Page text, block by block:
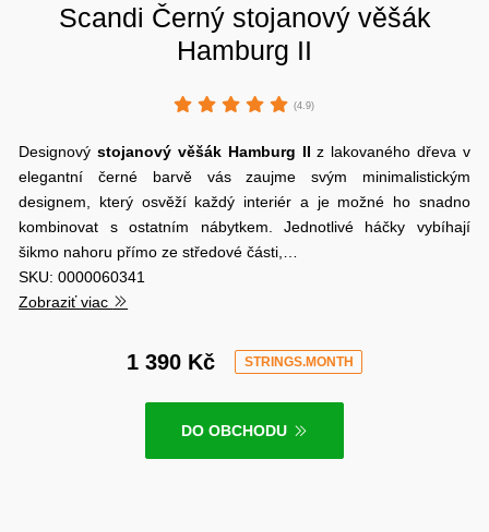
Scandi Černý stojanový věšák
Hamburg II
(4.9)
Designový stojanový věšákHamburg II z lakovaného dřeva v
elegantní černé barvě vás zaujme svým minimalistickým
designem, který osvěží každý interiér a je možné ho snadno
kombinovat s ostatním nábytkem. Jednotlivé háčky vybíhají
šikmo nahoru přímo ze středové části,…
SKU: 0000060341
Zobraziť viac
1 390 Kč STRINGS.MONTH
DO OBCHODU